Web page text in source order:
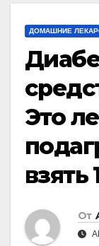
ДОМАШНИЕ
Это
взять
От